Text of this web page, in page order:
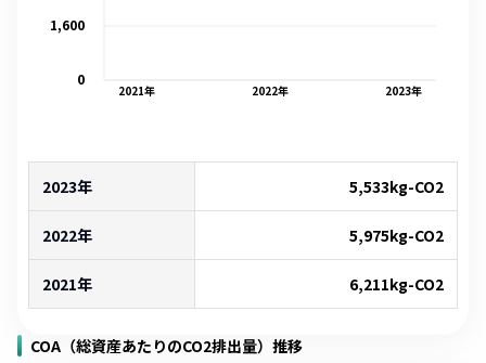
2021年 2022年 2023年
0
1,600
2023年 5,533kg-CO2
2022年 5,975kg-CO2
2021年 6,211kg-CO2
COA（総資産あたりのCO2排出量）推移